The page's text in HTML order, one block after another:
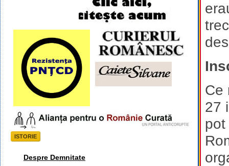
Ce
27
pot
ISTORIE
Despre Demnitate